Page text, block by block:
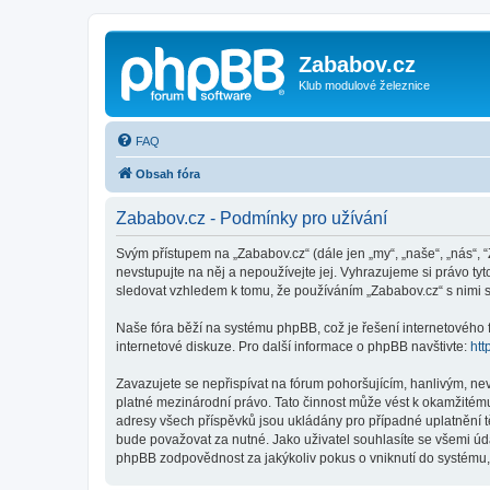
Zababov.cz
Klub modulové železnice
FAQ
Obsah fóra
Zababov.cz - Podmínky pro užívání
Svým přístupem na „Zababov.cz“ (dále jen „my“, „naše“,
nevstupujte na něj a nepoužívejte jej. Vyhrazujeme si právo
sledovat vzhledem k tomu, že používáním „Zababov.cz“ s nimi
Naše fóra běží na systému phpBB, což je řešení internetového
internetové diskuze. Pro další informace o phpBB navštivte:
Zavazujete se nepřispívat na fórum pohoršujícím, hanlivým,
platné mezinárodní právo. Tato činnost může vést k
adresy všech příspěvků jsou ukládány pro případné uplatnění
bude považovat za nutné. Jako uživatel souhlasíte se všemi
phpBB zodpovědnost za jakýkoliv pokus o vniknutí do